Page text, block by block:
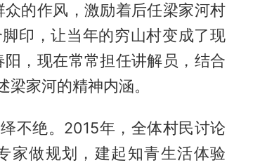
的作风，激励着后任梁家河村
印，让当年的穷山村变成了现
，现在常常担任讲解员，结合
家河的精神内涵。
不绝。2015年，全体村民讨论
家做规划，建起知青生活体验